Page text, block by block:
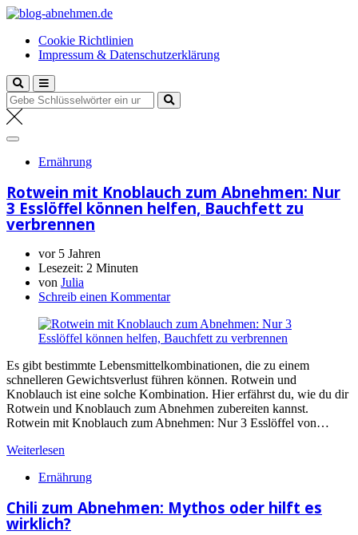
Zum
springen
Deine Fitness Expertin
Cookie Richtlinien
Impressum & Datenschutzerklärung
Suche
nach:
Ernährung
Rotwein mit Knoblauch zum Abnehmen: Nur
3 Esslöffel können helfen, Bauchfett zu
verbrennen
vor 5 Jahren
Lesezeit: 2 Minuten
von Julia
Schreib einen Kommentar
Es gibt bestimmte Lebensmittelkombinationen, die zu einem
schnelleren Gewichtsverlust führen können. Rotwein und
Knoblauch ist eine solche Kombination. Hier erfährst du, wie du dir
Rotwein und Knoblauch zum Abnehmen zubereiten kannst.
Rotwein mit Knoblauch zum Abnehmen: Nur 3 Esslöffel von…
Weiterlesen
Ernährung
Chili zum Abnehmen: Mythos oder hilft es
wirklich?